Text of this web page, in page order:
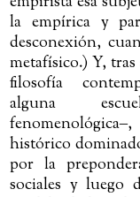
la empírica y
desconexión,
metafísico.) Y,
filosofía
alguna
fenomenológica‒,
histórico
por la
sociales y luego